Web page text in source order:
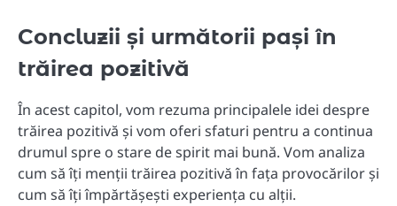
Concluzii și următorii pași în
trăirea pozitivă
În acest capitol, vom rezuma principalele idei despre
trăirea pozitivă și vom oferi sfaturi pentru a continua
drumul spre o stare de spirit mai bună. Vom analiza
cum să îți menții trăirea pozitivă în fața provocărilor și
cum să îți împărtășești experiența cu alții.